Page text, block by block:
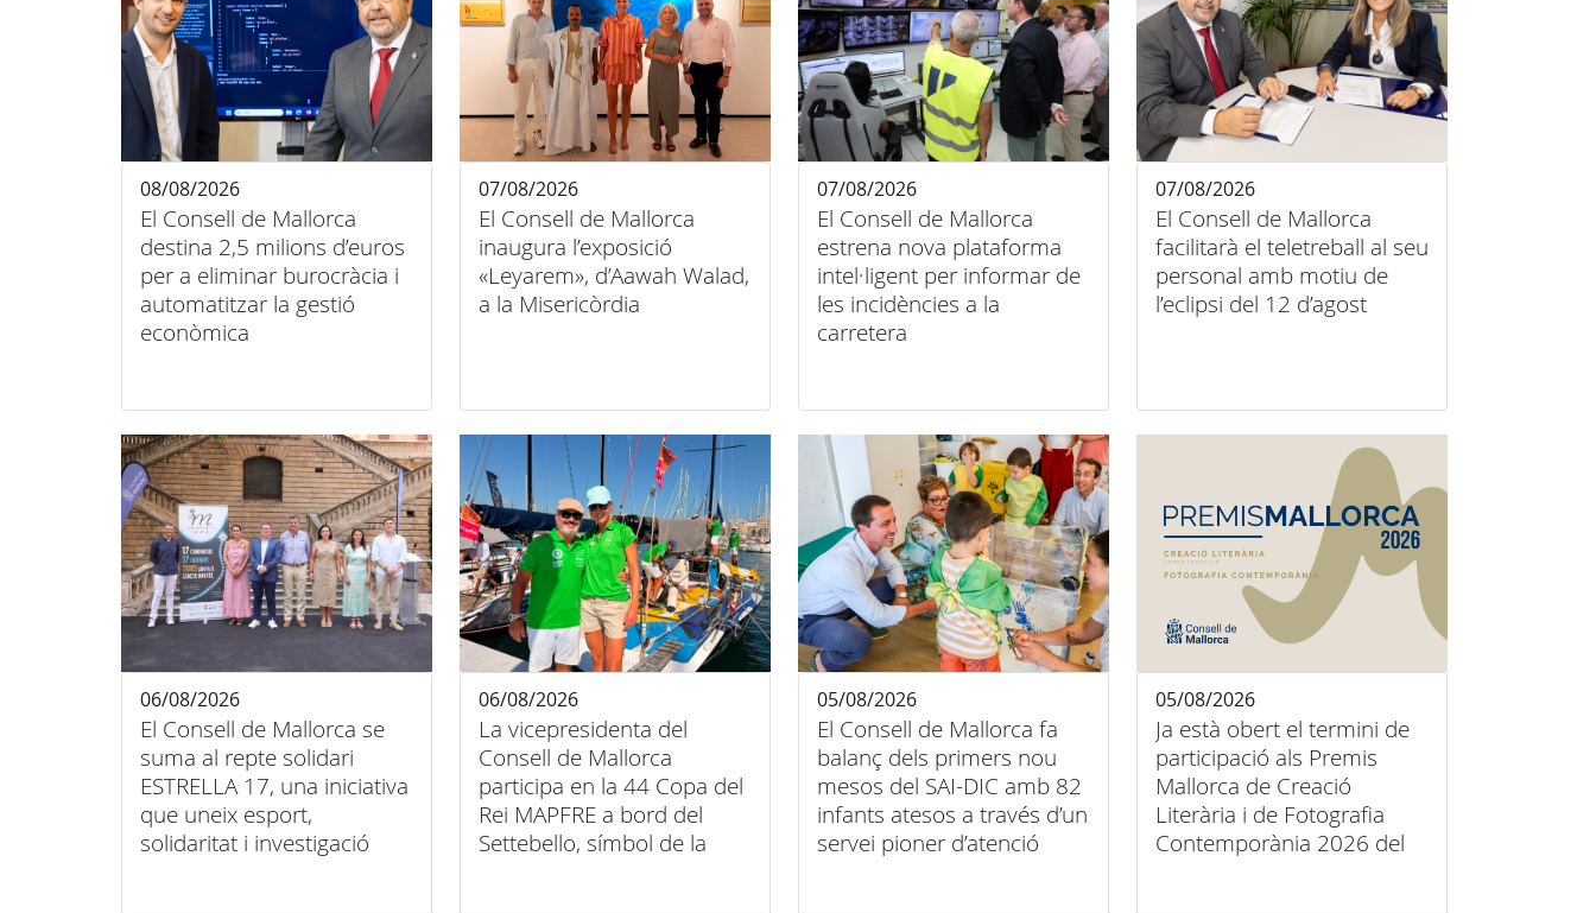
El Consell de Mallorca
destina 2,5 milions d’euros
per a eliminar burocràcia i
automatitzar la gestió
econòmica
08/08/2026
El Consell de Mallorca
inaugura l’exposició
«Leyarem», d’Aawah Walad,
a la Misericòrdia
07/08/2026
El Consell de Mallorca
estrena nova plataforma
intel·ligent per informar de
les incidències a la
carretera
07/08/2026
El Consell de Mallorca
facilitarà el teletreball al seu
personal amb motiu de
l’eclipsi del 12 d’agost
07/08/2026
El Consell de Mallorca se
suma al repte solidari
ESTRELLA 17, una iniciativa
que uneix esport,
solidaritat i investigació
06/08/2026
La vicepresidenta del
Consell de Mallorca
participa en la 44 Copa del
Rei MAPFRE a bord del
Settebello, símbol de la
06/08/2026
El Consell de Mallorca fa
balanç dels primers nou
mesos del SAI-DIC amb 82
infants atesos a través d’un
servei pioner d’atenció
05/08/2026
Ja està obert el termini de
participació als Premis
Mallorca de Creació
Literària i de Fotografia
Contemporània 2026 del
05/08/2026